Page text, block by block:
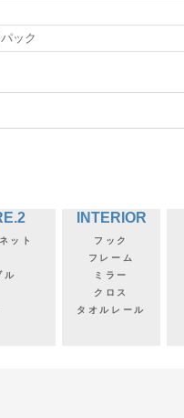
ック
ット
ル
INTERIOR
フック
フレーム
ミラー
クロス
タオルレール